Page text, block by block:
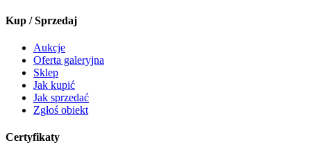
Kup / Sprzedaj
Aukcje
Oferta galeryjna
Sklep
Jak kupić
Jak sprzedać
Zgłoś obiekt
Certyfikaty